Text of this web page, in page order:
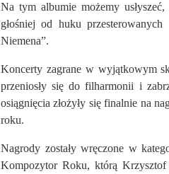
Na tym albumie możemy
głośniej od huku
Niemena”.
Koncerty zagrane w wyjątkowym
przeniosły się do filharmonii i
osiągnięcia złożyły się finalnie na
roku.
Nagrody zostały wręczone w
Kompozytor Roku, którą Krzysztof